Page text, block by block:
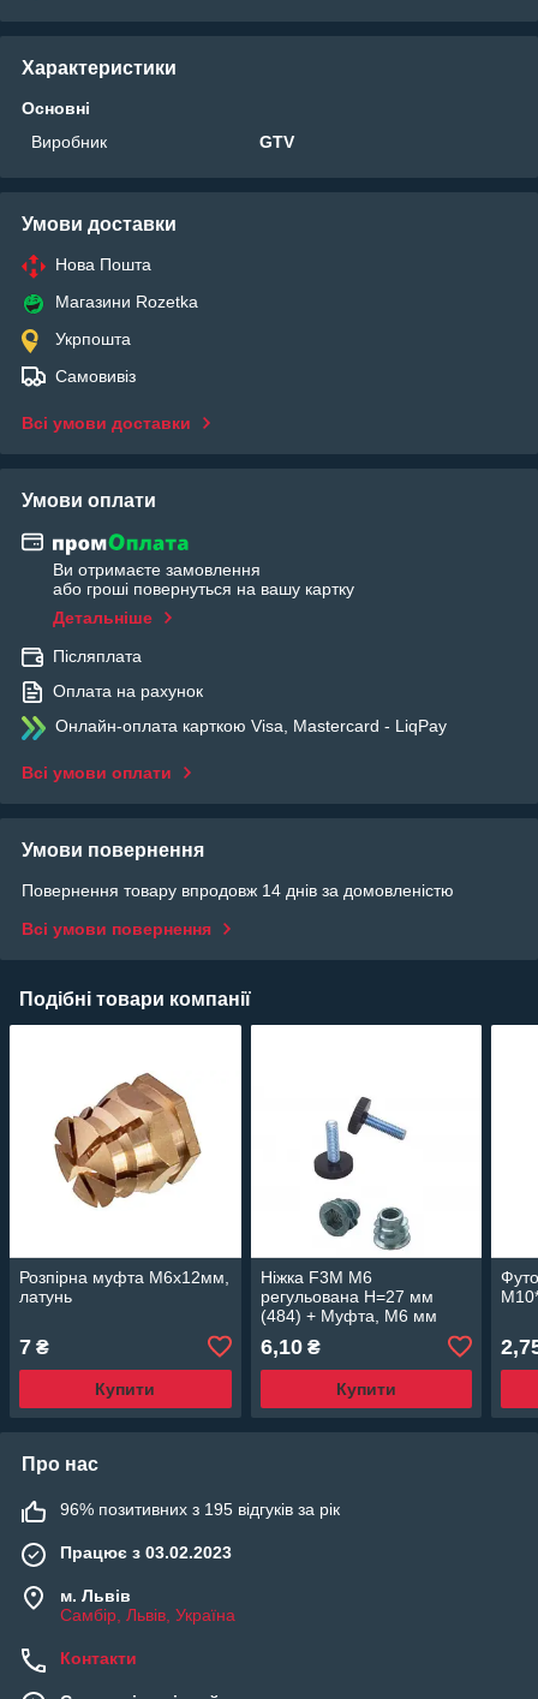
Характеристики
Основні
Виробник
GTV
Умови доставки
Нова Пошта
Магазини Rozetka
Укрпошта
Самовивіз
Всі умови доставки
Умови оплати
Ви отримаєте замовлення
або гроші повернуться на вашу картку
Детальніше
Післяплата
Оплата на рахунок
Онлайн-оплата карткою Visa, Mastercard - LiqPay
Всі умови оплати
Умови повернення
Повернення товару впродовж 14 днів за домовленістю
Всі умови повернення
Подібні товари компанії
Розпірна муфта М6х12мм,
латунь
7 ₴
Купити
Ніжка F3M М6
регульована H=27 мм
(484) + Муфта, М6 мм
6,10₴
Купити
Про нас
96% позитивних з 195 відгуків за рік
Працює з 03.02.2023
м. Львів
Самбір, Львів, Україна
Контакти